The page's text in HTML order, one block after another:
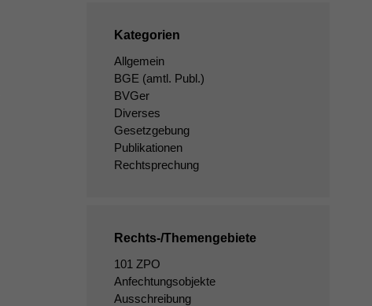
Kategorien
Allgemein
BGE (amtl. Publ.)
BVGer
Diverses
Gesetzgebung
Publikationen
Rechtsprechung
Rechts-/Themengebiete
101 ZPO
Anfechtungsobjekte
Ausschreibung